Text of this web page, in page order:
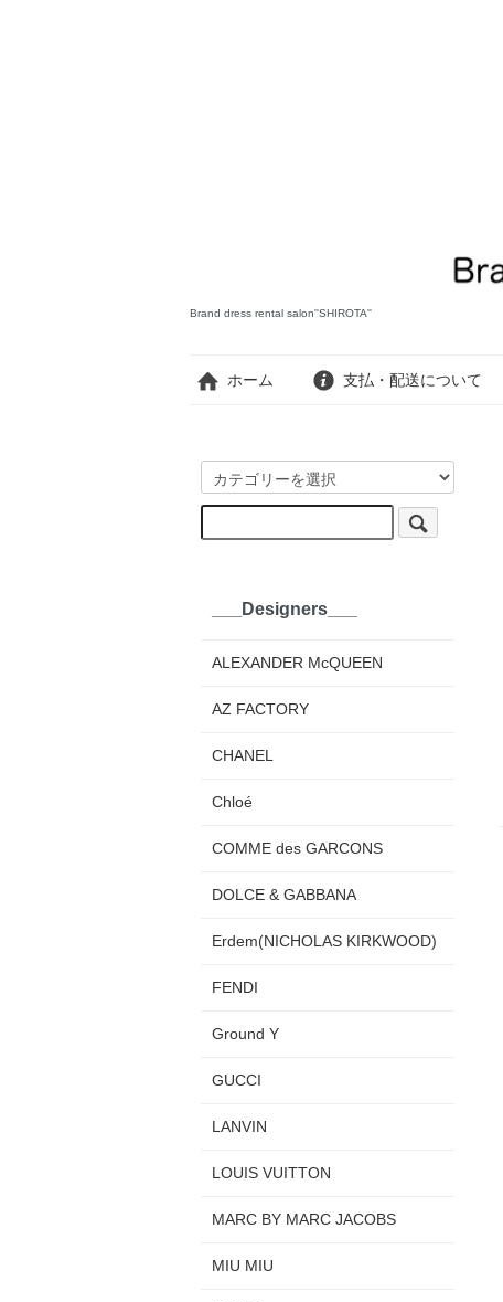
Brand dress rental salon''SHIROTA''
ホーム 支払・配送について
___Designers___
ALEXANDER McQUEEN
AZ FACTORY
CHANEL
Chloé
COMME des GARCONS
DOLCE & GABBANA
Erdem(NICHOLAS KIRKWOOD)
FENDI
Ground Y
GUCCI
LANVIN
LOUIS VUITTON
MARC BY MARC JACOBS
MIU MIU